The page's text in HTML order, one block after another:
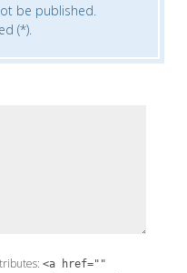
be published.
(*).
<a href=""